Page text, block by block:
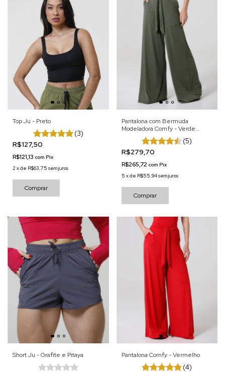
Top Ju - Preto
(3)
R$127,50
R$121,13 com Pix
2 xde R$63,75 sem juros
Comprar
Pantalona com Bermuda
Modeladora Comfy - Verde
(5)
R$279,70
R$265,72 com Pix
5 xde R$55,94sem juros
Comprar
Short Ju - Grafite e Pitaya Pantalona Comfy - Vermelho
(4)